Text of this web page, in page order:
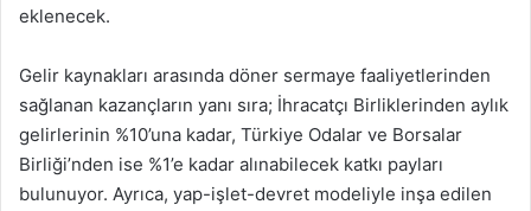
eklenecek.
Gelir kaynakları arasında döner sermaye faaliyetlerinden
sağlanan kazançların yanı sıra; İhracatçı Birliklerinden aylık
gelirlerinin %10’una kadar, Türkiye Odalar ve Borsalar
Birliği’nden ise %1’e kadar alınabilecek katkı payları
bulunuyor. Ayrıca, yap-işlet-devret modeliyle inşa edilen